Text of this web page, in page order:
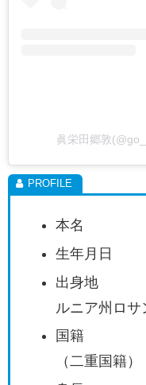
眞栄田郷敦
本名 前田
生年月日
出身地 ア
ルニア州ロ
国籍 アメ
（二重国籍）